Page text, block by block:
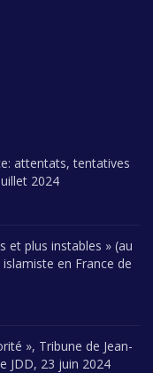
attentats, tentatives
2024
et plus instables » (au
en France de
», Tribune de Jean-
JDD, 23 juin 2024